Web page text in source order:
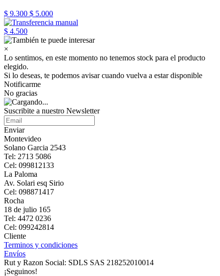
$ 9.300 $ 5.000
$ 4.500
×
Lo sentimos, en este momento no tenemos stock para el producto
elegido.
Si lo deseas, te podemos avisar cuando vuelva a estar disponible
Notificarme
No gracias
Suscribite a nuestro Newsletter
Enviar
Montevideo
Solano Garcia 2543
Tel: 2713 5086
Cel: 099812133
La Paloma
Av. Solari esq Sirio
Cel: 098871417
Rocha
18 de julio 165
Tel: 4472 0236
Cel: 099242814
Cliente
Terminos y condiciones
Envíos
Rut y Razon Social: SDLS SAS 218252010014
¡Seguinos!